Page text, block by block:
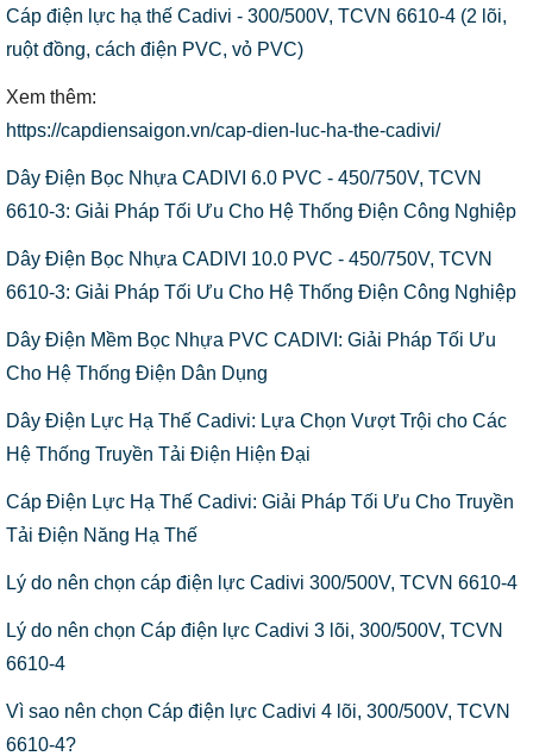
Cáp điện lực hạ thế Cadivi - 300/500V, TCVN 6610-4 (2 lõi,
ruột đồng, cách điện PVC, vỏ PVC)
Xem thêm:
https://capdiensaigon.vn/cap-dien-luc-ha-the-cadivi/
Dây Điện Bọc Nhựa CADIVI 6.0 PVC - 450/750V, TCVN
6610-3: Giải Pháp Tối Ưu Cho Hệ Thống Điện Công Nghiệp
Dây Điện Bọc Nhựa CADIVI 10.0 PVC - 450/750V, TCVN
6610-3: Giải Pháp Tối Ưu Cho Hệ Thống Điện Công Nghiệp
Dây Điện Mềm Bọc Nhựa PVC CADIVI: Giải Pháp Tối Ưu
Cho Hệ Thống Điện Dân Dụng
Dây Điện Lực Hạ Thế Cadivi: Lựa Chọn Vượt Trội cho Các
Hệ Thống Truyền Tải Điện Hiện Đại
Cáp Điện Lực Hạ Thế Cadivi: Giải Pháp Tối Ưu Cho Truyền
Tải Điện Năng Hạ Thế
Lý do nên chọn cáp điện lực Cadivi 300/500V, TCVN 6610-4
Lý do nên chọn Cáp điện lực Cadivi 3 lõi, 300/500V, TCVN
6610-4
Vì sao nên chọn Cáp điện lực Cadivi 4 lõi, 300/500V, TCVN
6610-4?